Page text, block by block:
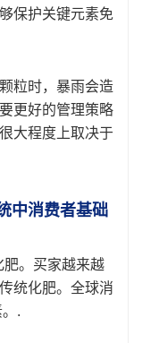
保护关键元素免
粒时，暴雨会造
更好的管理策略
大程度上取决于
中消费者基础
肥。买家越来越
统化肥。全球消
.